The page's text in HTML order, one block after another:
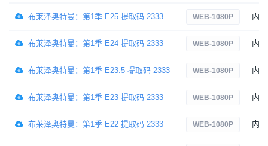
布莱泽奥特曼：第1季 E25 提取码 2333 WEB-1080P 内
布莱泽奥特曼：第1季 E24 提取码 2333 WEB-1080P 内
布莱泽奥特曼：第1季 E23.5 提取码 2333 WEB-1080P 内
布莱泽奥特曼：第1季 E23 提取码 2333 WEB-1080P 内
布莱泽奥特曼：第1季 E22 提取码 2333 WEB-1080P 内